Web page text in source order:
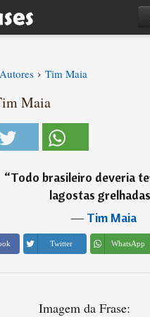
Autores › Tim Maia
Maia
“Todo brasileiro deveria
lagostas
―Tim Maia
Twitter WhatsApp
Imagem da Frase: